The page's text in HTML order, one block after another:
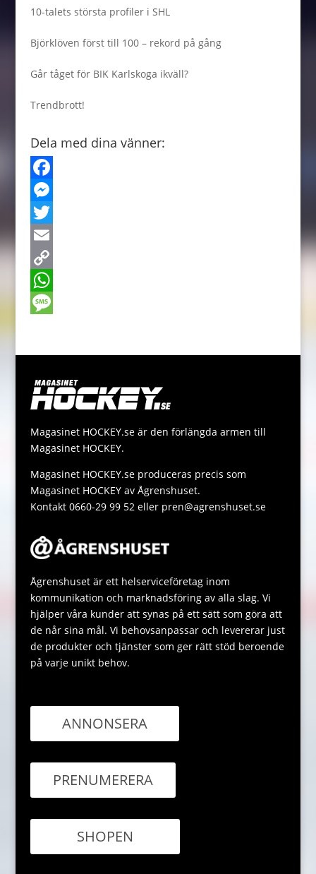
10-talets största profiler i SHL
Björklöven först till 100 – rekord på gång
Går tåget för BIK Karlskoga ikväll?
Trendbrott!
Dela med dina vänner:
F
a
c
e
b
o
M
e
s
s
e
r
T
w
t
E
m
a
C
o
i
k
W
s
p
s
g
Magasinet HOCKEY.se är den förlängda armen till
Magasinet HOCKEY.
Magasinet HOCKEY.se produceras precis som
Magasinet HOCKEY av Ågrenshuset.
Kontakt 0660-29 99 52 eller pren@agrenshuset.se
Ågrenshuset är ett helserviceföretag inom
kommunikation och marknadsföring av alla slag. Vi
hjälper våra kunder att synas på ett sätt som göra att
de når sina mål. Vi behovsanpassar och levererar just
de produkter och tjänster som ger rätt stöd beroende
på varje unikt behov.
ANNONSERA
PRENUMERERA
SHOPEN